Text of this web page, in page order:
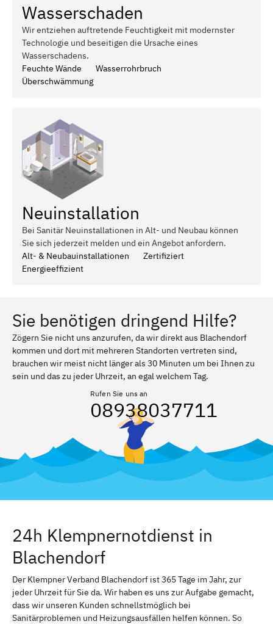
Wasserschaden
Wir entziehen auftretende Feuchtigkeit mit modernster
Technologie und beseitigen die Ursache eines
Wasserschadens.
Feuchte Wände
Wasserrohrbruch
Überschwämmung
Neuinstallation
Bei Sanitär Neuinstallationen in Alt- und Neubau können
Sie sich jederzeit melden und ein Angebot anfordern.
Alt- & Neubauinstallationen
Zertifiziert
Energieeffizient
Sie benötigen dringend Hilfe?
Zögern Sie nicht uns anzurufen, da wir direkt aus Blachendorf
kommen und dort mit mehreren Standorten vertreten sind,
brauchen wir meist nicht länger als 30 Minuten um bei Ihnen zu
sein und das zu jeder Uhrzeit, an egal welchem Tag.
Rufen Sie uns an
08938037711
24h Klempnernotdienst in
Blachendorf
Der Klempner Verband Blachendorf ist 365 Tage im Jahr, zur
jeder Uhrzeit für Sie da. Wir haben es uns zur Aufgabe gemacht,
dass wir unseren Kunden schnellstmöglich bei
Sanitärproblemen und Heizungsausfällen helfen können. So